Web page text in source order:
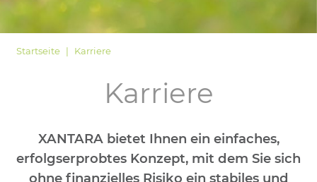
Startseite Karriere
Karriere
XANTARA bietet Ihnen ein einfaches,
erfolgserprobtes Konzept, mit dem Sie sich
ohne ﬁnanzielles Risiko ein stabiles und